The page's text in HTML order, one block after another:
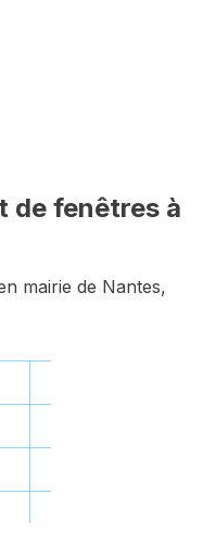
de fenêtres à
mairie de Nantes,